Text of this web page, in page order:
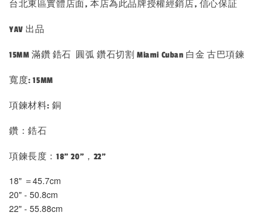
台北東區實體店面, 本店為此品牌授權經銷店, 信心保証
YAV 出品
15MM 滿鑽 鋯石 圓弧 鑽石切割 Miami Cuban 白金 古巴項鍊
寬度: 15MM
項鍊材料: 銅
鑽：鋯石
項鍊長度：18" 20"，22"
18" ＝45.7cm
20" - 50.8cm
22" - 55.88cm